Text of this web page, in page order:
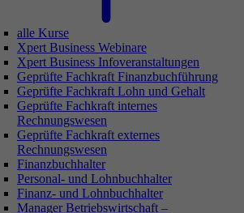
alle Kurse
Xpert Business Webinare
Xpert Business Infoveranstaltungen
Geprüfte Fachkraft Finanzbuchführung
Geprüfte Fachkraft Lohn und Gehalt
Geprüfte Fachkraft internes
Rechnungswesen
Geprüfte Fachkraft externes
Rechnungswesen
Finanzbuchhalter
Personal- und Lohnbuchhalter
Finanz- und Lohnbuchhalter
Manager Betriebswirtschaft –